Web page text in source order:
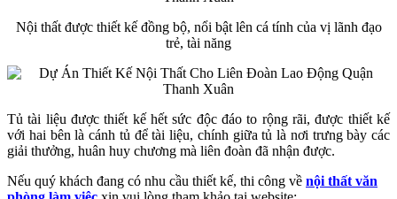
Nội thất được thiết kế đồng bộ, nổi bật lên cá tính của vị lãnh đạo
trẻ, tài năng
Tủ tài liệu được thiết kế hết sức độc đáo to rộng rãi, được thiết kế
với hai bên là cánh tủ để tài liệu, chính giữa tủ là nơi trưng bày các
giải thưởng, huân huy chương mà liên đoàn đã nhận được.
Nếu quý khách đang có nhu cầu thiết kế, thi công về nội thất văn